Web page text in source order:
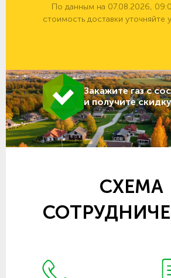
По данным на 07.08.2026,
стоимость доставки уточняйте
Закажите газ с
и получите
СХЕМА